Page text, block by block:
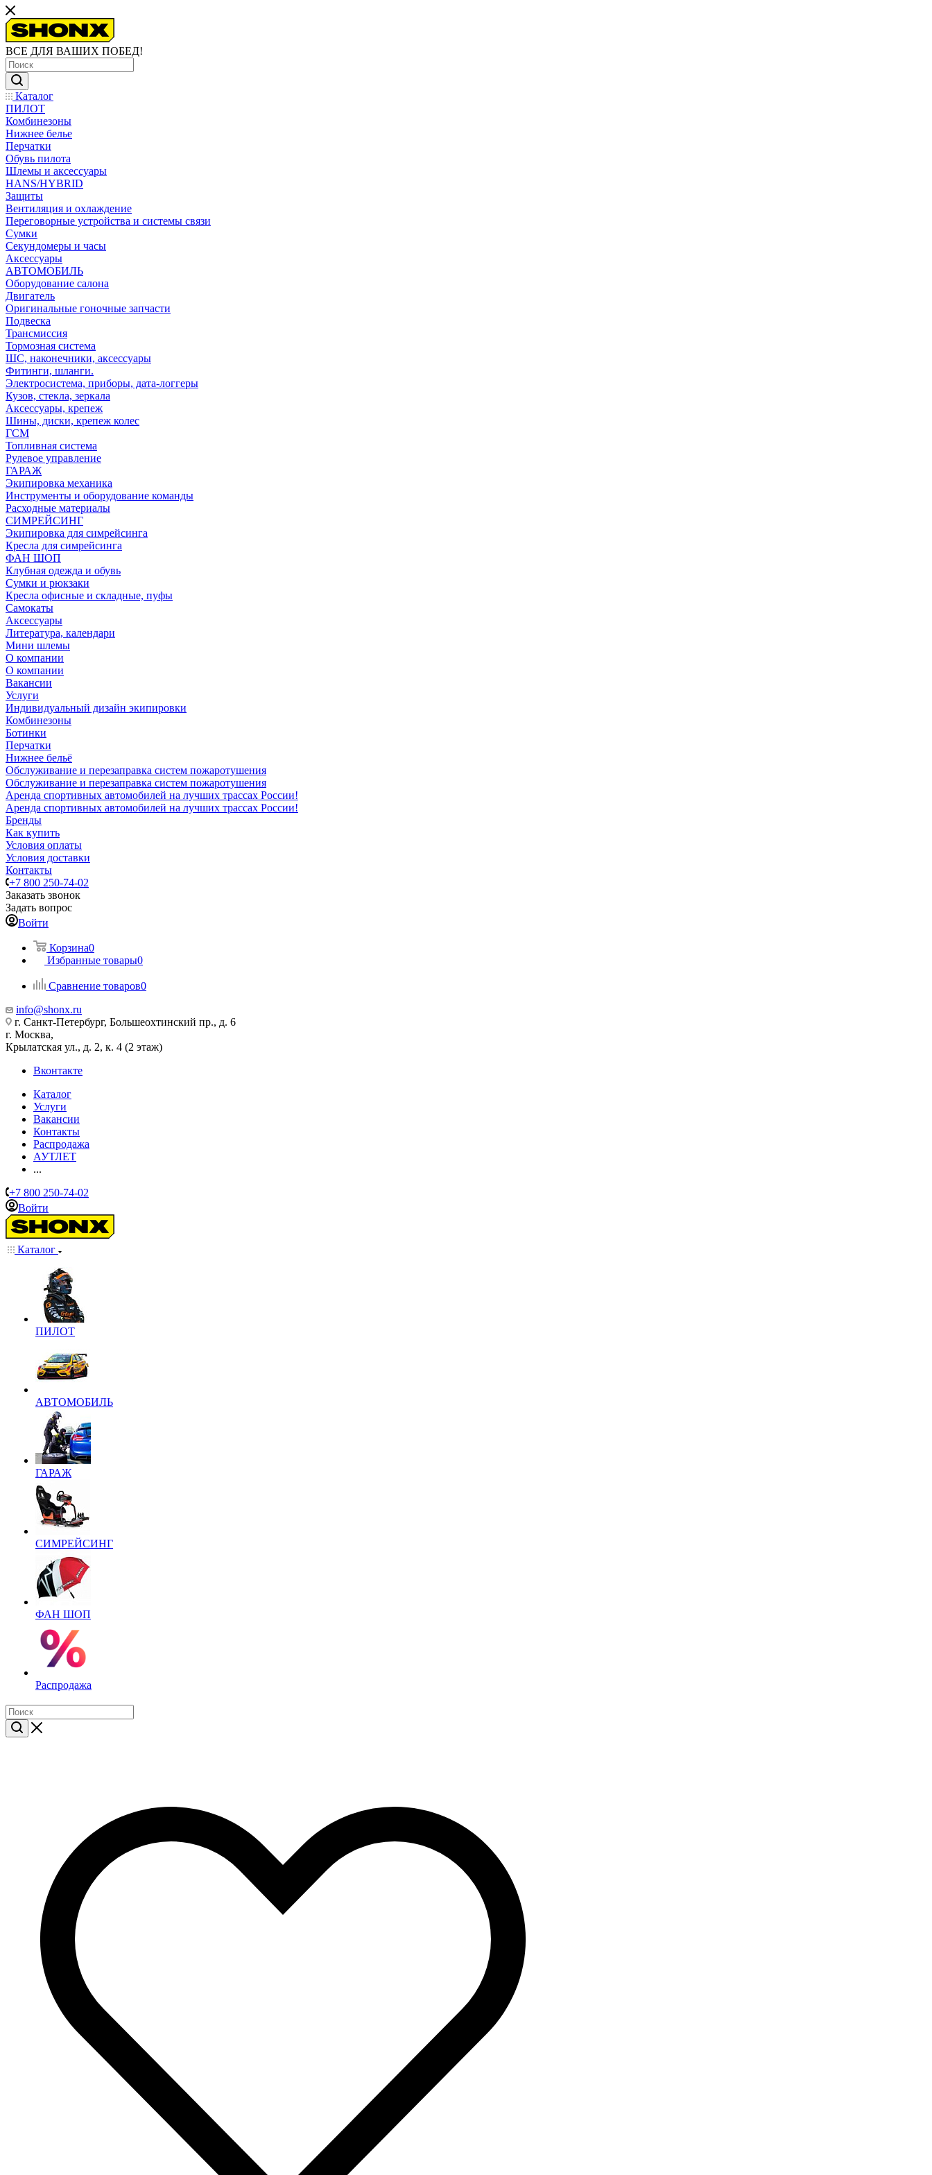
ВСЕ ДЛЯ ВАШИХ ПОБЕД!
Каталог
ПИЛОТ
Комбинезоны
Нижнее белье
Перчатки
Обувь пилота
Шлемы и аксессуары
HANS/HYBRID
Защиты
Вентиляция и охлаждение
Переговорные устройства и системы связи
Сумки
Секундомеры и часы
Аксессуары
АВТОМОБИЛЬ
Оборудование салона
Двигатель
Оригинальные гоночные запчасти
Подвеска
Трансмиссия
Тормозная система
ШС, наконечники, аксессуары
Фитинги, шланги.
Электросистема, приборы, дата-логгеры
Кузов, стекла, зеркала
Аксессуары, крепеж
Шины, диски, крепеж колес
ГСМ
Топливная система
Рулевое управление
ГАРАЖ
Экипировка механика
Инструменты и оборудование команды
Расходные материалы
СИМРЕЙСИНГ
Экипировка для симрейсинга
Кресла для симрейсинга
ФАН ШОП
Клубная одежда и обувь
Сумки и рюкзаки
Кресла офисные и складные, пуфы
Самокаты
Аксессуары
Литература, календари
Мини шлемы
О компании
О компании
Вакансии
Услуги
Индивидуальный дизайн экипировки
Комбинезоны
Ботинки
Перчатки
Нижнее бельё
Обслуживание и перезаправка систем пожаротушения
Обслуживание и перезаправка систем пожаротушения
Аренда спортивных автомобилей на лучших трассах России!
Аренда спортивных автомобилей на лучших трассах России!
Бренды
Как купить
Условия оплаты
Условия доставки
Контакты
+7 800 250-74-02
Заказать звонок
Задать вопрос
Войти
Корзина0
Избранные товары0
Сравнение товаров0
info@shonx.ru
г. Санкт-Петербург, Большеохтинский пр., д. 6
г. Москва,
Крылатская ул., д. 2, к. 4 (2 этаж)
Вконтакте
Каталог
Услуги
Вакансии
Контакты
Распродажа
АУТЛЕТ
...
+7 800 250-74-02
Войти
Каталог
ПИЛОТ
АВТОМОБИЛЬ
ГАРАЖ
СИМРЕЙСИНГ
ФАН ШОП
Распродажа